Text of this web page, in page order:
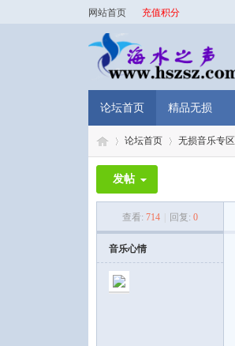
网站首页 充值积分
论坛首页 精品无损
论坛首页 无损音乐专区
发帖
查看: 714 回复: 0
音乐心情